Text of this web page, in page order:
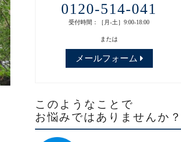
0120-514-041
受付時間：［月-土］9:00-18:00
または
メールフォーム
このようなことで
お悩みではありませんか？